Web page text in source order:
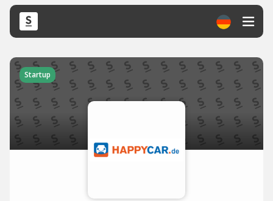
Startup